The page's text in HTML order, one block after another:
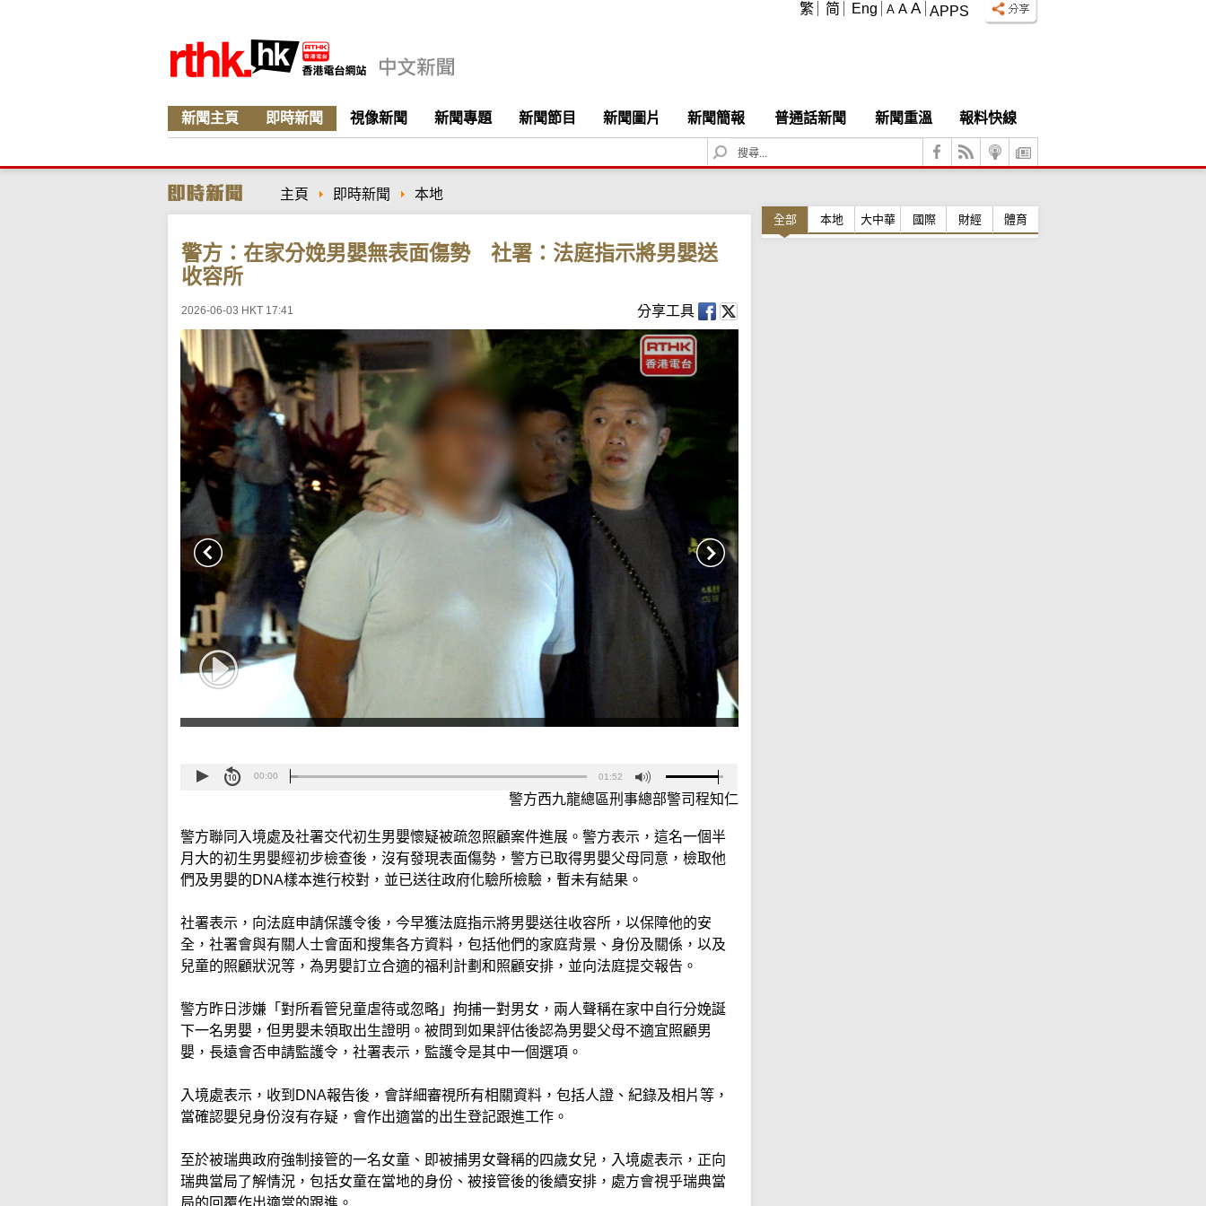
APPS
A A A
繁 简 Eng
新聞主頁 即時新聞 視像新聞 新聞專題 新聞節目 新聞圖片 新聞簡報 普通話新聞 新聞重溫
報料快線
S
e
c
主頁 即時新聞 本地
警方：在家分娩男嬰無表面傷勢 社署：法庭指示將男嬰送
收容所
2026-06-03 HKT 17:41 分享工具
00:00 01:52
警方西九龍總區刑事總部警司程知仁
警方聯同入境處及社署交代初生男嬰懷疑被疏忽照顧案件進展。警方表示，這名一個半
月大的初生男嬰經初步檢查後，沒有發現表面傷勢，警方已取得男嬰父母同意，檢取他
們及男嬰的DNA樣本進行校對，並已送往政府化驗所檢驗，暫未有結果。
社署表示，向法庭申請保護令後，今早獲法庭指示將男嬰送往收容所，以保障他的安
全，社署會與有關人士會面和搜集各方資料，包括他們的家庭背景、身份及關係，以及
兒童的照顧狀況等，為男嬰訂立合適的福利計劃和照顧安排，並向法庭提交報告。
警方昨日涉嫌「對所看管兒童虐待或忽略」拘捕一對男女，兩人聲稱在家中自行分娩誕
下一名男嬰，但男嬰未領取出生證明。被問到如果評估後認為男嬰父母不適宜照顧男
嬰，長遠會否申請監護令，社署表示，監護令是其中一個選項。
入境處表示，收到DNA報告後，會詳細審視所有相關資料，包括人證、紀錄及相片等，
當確認嬰兒身份沒有存疑，會作出適當的出生登記跟進工作。
至於被瑞典政府強制接管的一名女童、即被捕男女聲稱的四歲女兒，入境處表示，正向
瑞典當局了解情況，包括女童在當地的身份、被接管後的後續安排，處方會視乎瑞典當
局的回覆作出適當的跟進。
全部 本地 大中華 國際 財經 體育